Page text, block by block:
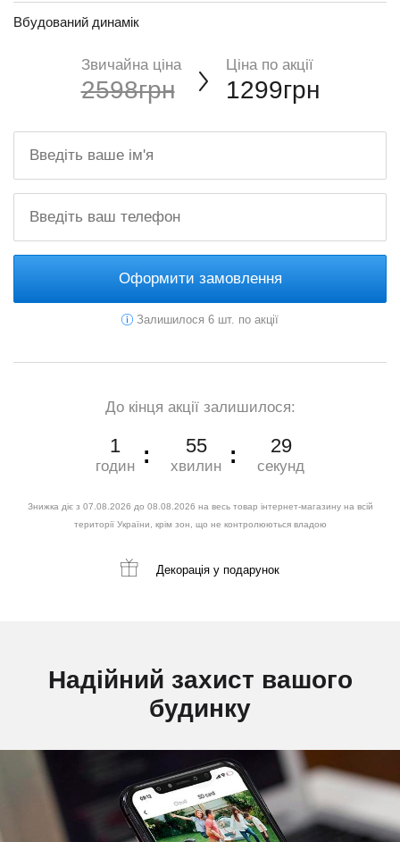
Вбудований динамік
Звичайна ціна
2598грн
Ціна по акції
1299грн
Оформити замовлення
Залишилося 6 шт. по акції
До кінця акції залишилося:
1
годин
55
хвилин
28
секунд
Знижка діє з 07.08.2026 до 08.08.2026 на весь товар інтернет-магазину на всій
території України, крім зон, що не контролюються владою
Декорація у подарунок
Надійний захист вашого
будинку